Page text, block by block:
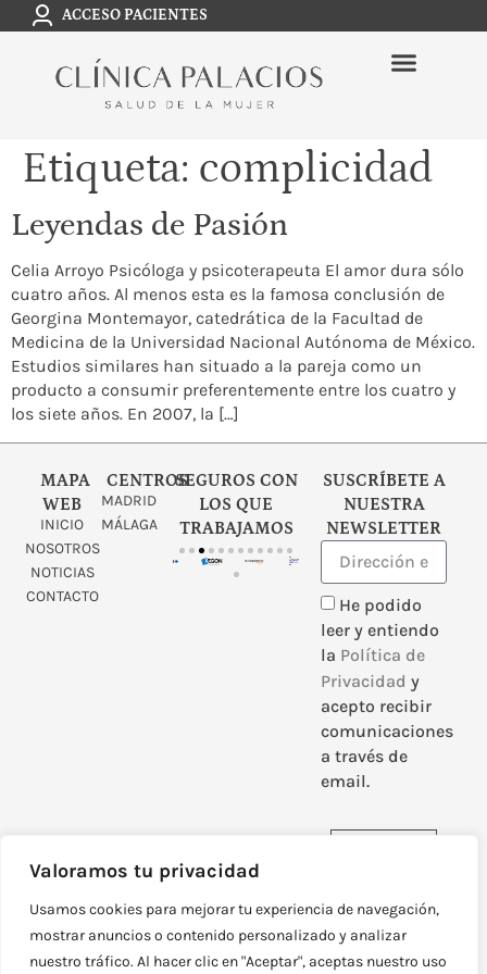
Valoramos tu privacidad
Usamos cookies para mejorar tu experiencia de navegación,
mostrar anuncios o contenido personalizado y analizar
nuestro tráfico. Al hacer clic en "Aceptar", aceptas nuestro uso
ACCESO PACIENTES
Etiqueta: complicidad
Leyendas de Pasión
Celia Arroyo Psicóloga y psicoterapeuta El amor dura sólo
cuatro años. Al menos esta es la famosa conclusión de
Georgina Montemayor, catedrática de la Facultad de
Medicina de la Universidad Nacional Autónoma de México.
Estudios similares han situado a la pareja como un
producto a consumir preferentemente entre los cuatro y
los siete años. En 2007, la […]
MAPA
WEB
INICIO
NOSOTROS
NOTICIAS
CONTACTO
CENTROS
MADRID
MÁLAGA
SEGUROS CON
LOS QUE
TRABAJAMOS
SUSCRÍBETE A
NUESTRA
NEWSLETTER
He podido
leer y entiendo
la Política de
Privacidad y
acepto recibir
comunicaciones
a través de
email.